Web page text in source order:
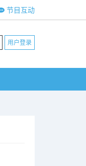
节目互动
用户登录